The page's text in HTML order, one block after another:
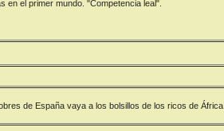
en el primer mundo. "Competencia leal".
de España vaya a los bolsillos de los ricos de África.